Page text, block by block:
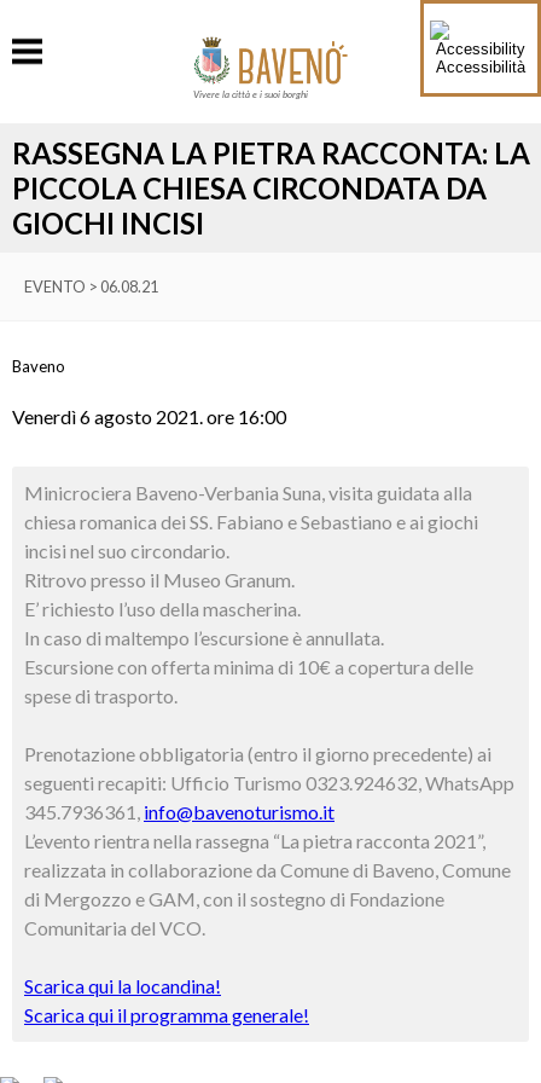
Accessibilità
Vivere la città e i suoi borghi
RASSEGNA LA PIETRA RACCONTA: LA
PICCOLA CHIESA CIRCONDATA DA
GIOCHI INCISI
EVENTO > 06.08.21
Baveno
Venerdì 6 agosto 2021. ore 16:00
Minicrociera Baveno-Verbania Suna, visita guidata alla
chiesa romanica dei SS. Fabiano e Sebastiano e ai giochi
incisi nel suo circondario.
Ritrovo presso il Museo Granum.
E’ richiesto l’uso della mascherina.
In caso di maltempo l’escursione è annullata.
Escursione con offerta minima di 10€ a copertura delle
spese di trasporto.
Prenotazione obbligatoria (entro il giorno precedente) ai
seguenti recapiti: Ufficio Turismo 0323.924632, WhatsApp
345.7936361, info@bavenoturismo.it
L’evento rientra nella rassegna “La pietra racconta 2021”,
realizzata in collaborazione da Comune di Baveno, Comune
di Mergozzo e GAM, con il sostegno di Fondazione
Comunitaria del VCO.
Scarica qui la locandina!
Scarica qui il programma generale!